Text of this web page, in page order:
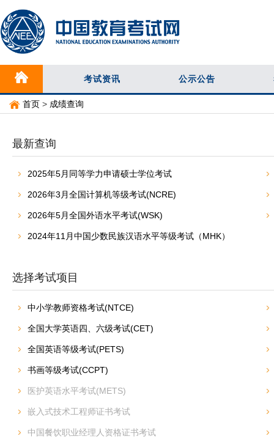
考试资讯 公示公告
首页 > 成绩查询
最新查询
2025年5月同等学力申请硕士学位考试
2026年3月全国计算机等级考试(NCRE)
2026年5月全国外语水平考试(WSK)
2024年11月中国少数民族汉语水平等级考试（MHK）
选择考试项目
中小学教师资格考试(NTCE)
全国大学英语四、六级考试(CET)
全国英语等级考试(PETS)
书画等级考试(CCPT)
医护英语水平考试(METS)
嵌入式技术工程师证书考试
中国餐饮职业经理人资格证书考试